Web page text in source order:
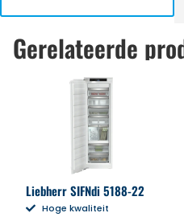
Gerelateerde
Liebherr SIFNdi 5188-22
Hoge kwaliteit